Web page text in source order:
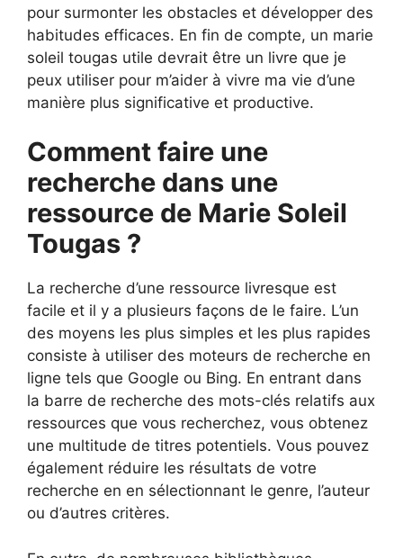
pour surmonter les obstacles et développer des
habitudes efficaces. En fin de compte, un marie
soleil tougas utile devrait être un livre que je
peux utiliser pour m’aider à vivre ma vie d’une
manière plus significative et productive.
Comment faire une
recherche dans une
ressource de Marie Soleil
Tougas ?
La recherche d’une ressource livresque est
facile et il y a plusieurs façons de le faire. L’un
des moyens les plus simples et les plus rapides
consiste à utiliser des moteurs de recherche en
ligne tels que Google ou Bing. En entrant dans
la barre de recherche des mots-clés relatifs aux
ressources que vous recherchez, vous obtenez
une multitude de titres potentiels. Vous pouvez
également réduire les résultats de votre
recherche en en sélectionnant le genre, l’auteur
ou d’autres critères.